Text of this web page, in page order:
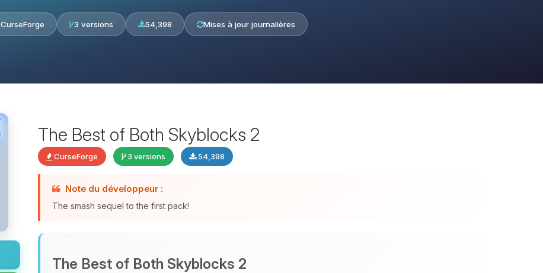
CurseForge 3 versions 54,398 Mises à jour journalières
The Best of Both Skyblocks 2
CurseForge 3 versions 54,398
Note du développeur :
The smash sequel to the first pack!
The Best of Both Skyblocks 2